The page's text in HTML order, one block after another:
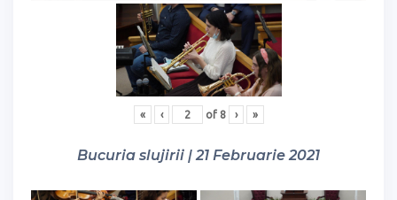
« ‹ of 8 › »
Bucuria slujirii | 21 Februarie 2021